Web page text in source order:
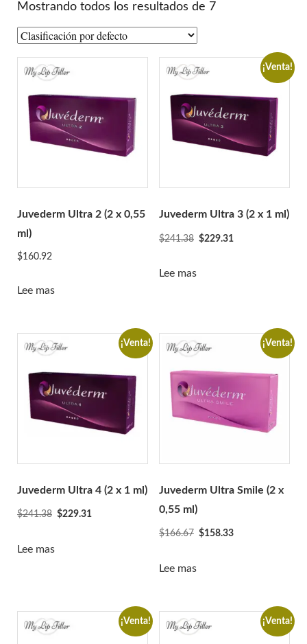
Mostrando todos los resultados de 7
Juvederm Ultra 2 (2 x 0,55
ml)
$160.92
Lee mas
¡Venta!
Juvederm Ultra 3 (2 x 1 ml)
$241.38 El
original
$229.31
Lee mas
¡Venta!
Juvederm Ultra 4 (2 x 1 ml)
$241.38 El
$229.31
Lee mas
¡Venta!
Juvederm Ultra Smile (2 x
0,55 ml)
$166.67 El
original
$158.33
Lee mas
¡Venta! ¡Venta!
MARCAS
A-Jax Keen
Aqualyx
Revofil Aquashine
Amigos de la belleza
Cellnoc
Dermaheal
Dermalax
Dermaren
Gana
Relleno resplandeciente
Histolab
Ciencia Acnex
Ciencia acuática
Ciencia Derma
Hyafilia
Hyaron
JBP
botella de limon